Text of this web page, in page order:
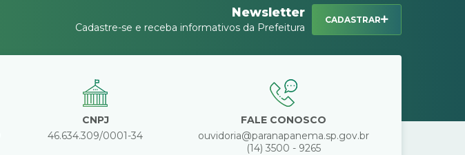
Newsletter
Cadastre-se e receba informativos da Prefeitura
CADASTRAR
CNPJ
46.634.309/0001-34
FALE CONOSCO
ouvidoria@paranapanema.sp.gov.br
(14) 3500 - 9265